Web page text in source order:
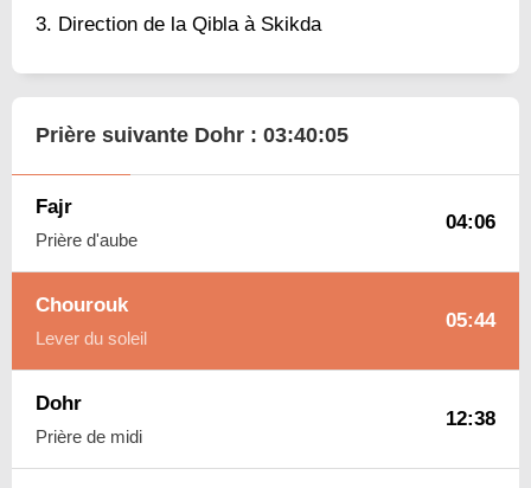
Direction de la Qibla à Skikda
Prière suivante Dohr : 03:40:04
Fajr
Prière d'aube
04:06
Chourouk
Lever du soleil
05:44
Dohr
Prière de midi
12:38